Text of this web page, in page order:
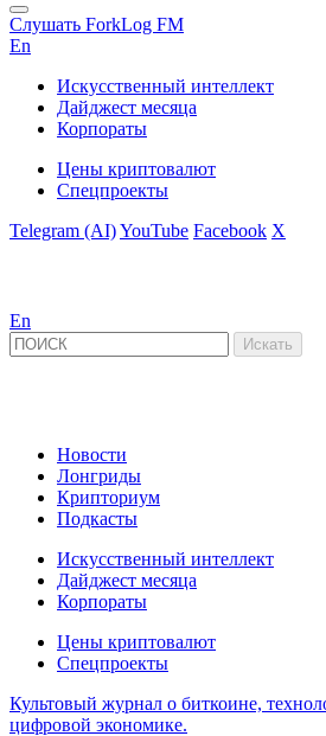
Слушать ForkLog FM
En
Искусственный интеллект
Дайджест месяца
Корпораты
Цены криптовалют
Спецпроекты
Telegram (AI)YouTube Facebook X
En
Новости
Лонгриды
Крипториум
Подкасты
Искусственный интеллект
Дайджест месяца
Корпораты
Цены криптовалют
Спецпроекты
Культовый журнал о биткоине,
цифровой экономике.